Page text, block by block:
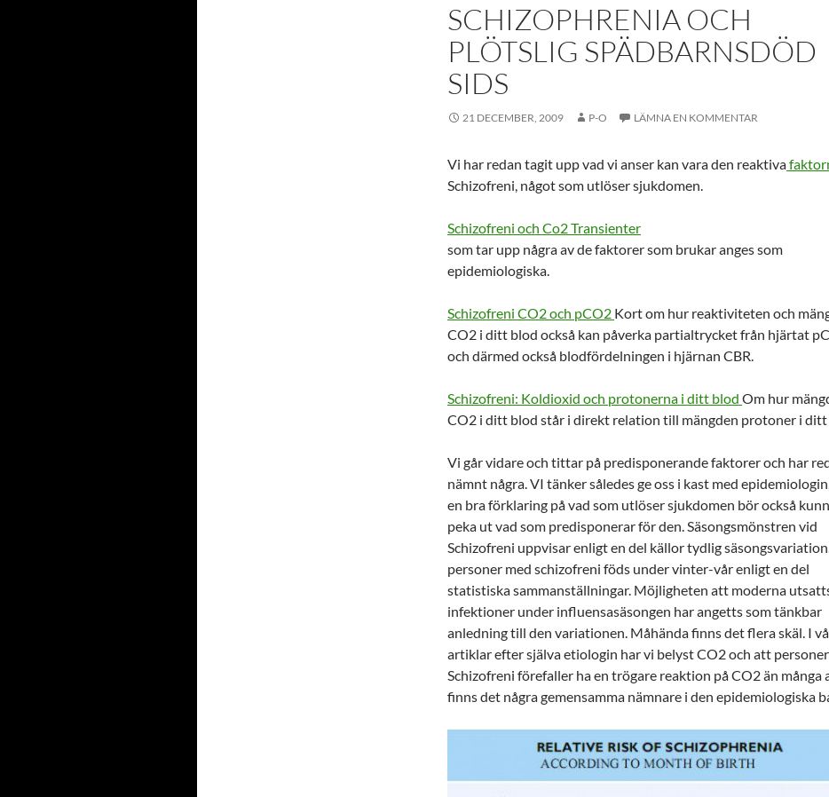
SCHIZOPHRENIA OCH
PLÖTSLIG SPÄDBARNSDÖD
SIDS
21 DECEMBER, 2009 P-O LÄMNA EN KOMMENTAR
Vi har redan tagit upp vad vi anser kan vara den reaktiva
Schizofreni, något som utlöser sjukdomen.
Schizofreni och Co2 Transienter
som tar upp några av de faktorer som brukar anges som
epidemiologiska.
Schizofreni CO2 och pCO2 Kort om hur reaktiviteten och
CO2 i ditt blod också kan påverka partialtrycket från hjärtat
och därmed också blodfördelningen i hjärnan CBR.
Schizofreni: Koldioxid och protonerna i ditt blod Om hur
CO2 i ditt blod står i direkt relation till mängden protoner i ditt
Vi går vidare och tittar på predisponerande faktorer och har
nämnt några. VI tänker således ge oss i kast med
en bra förklaring på vad som utlöser sjukdomen bör också
peka ut vad som predisponerar för den. Säsongsmönstren vid
Schizofreni uppvisar enligt en del källor tydlig
personer med schizofreni föds under vinter-vår enligt en del
statistiska sammanställningar. Möjligheten att moderna
infektioner under influensasäsongen har angetts som tänkbar
anledning till den variationen. Måhända finns det flera skäl. I
artiklar efter själva etiologin har vi belyst CO2 och att
Schizofreni förefaller ha en trögare reaktion på CO2 än många
finns det några gemensamma nämnare i den epidemiologiska